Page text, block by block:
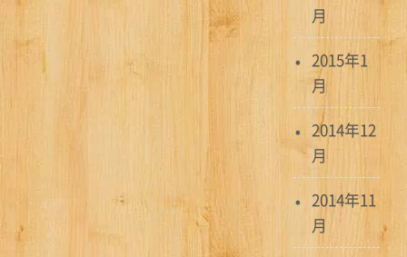
月
2015年1
月
2014年12
月
2014年11
月